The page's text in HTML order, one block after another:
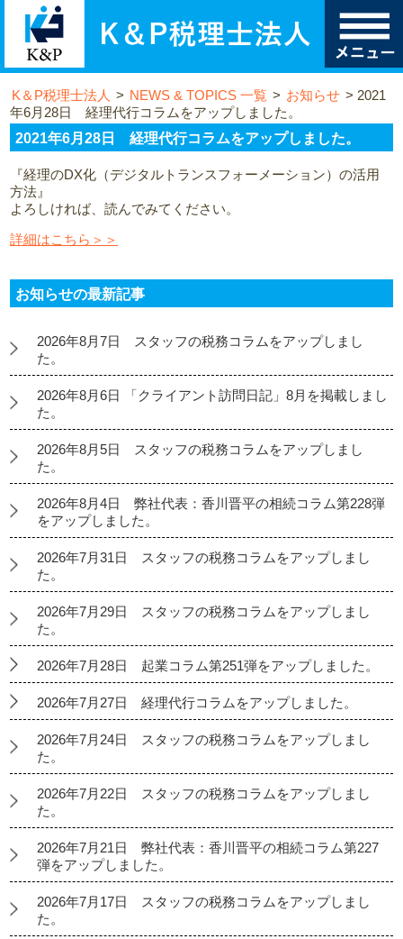
K＆P税理士法人 > NEWS & TOPICS 一覧 > お知らせ >2021
年6月28日 経理代行コラムをアップしました。
2021年6月28日 経理代行コラムをアップしました。
『経理のDX化（デジタルトランスフォーメーション）の活用
方法』
よろしければ、読んでみてください。
詳細はこちら＞＞
お知らせの最新記事
2026年8月7日 スタッフの税務コラムをアップしまし
た。
2026年8月6日 「クライアント訪問日記」8月を掲載しまし
た。
2026年8月5日 スタッフの税務コラムをアップしまし
た。
2026年8月4日 弊社代表：香川晋平の相続コラム第228弾
をアップしました。
2026年7月31日 スタッフの税務コラムをアップしまし
た。
2026年7月29日 スタッフの税務コラムをアップしまし
た。
2026年7月28日 起業コラム第251弾をアップしました。
2026年7月27日 経理代行コラムをアップしました。
2026年7月24日 スタッフの税務コラムをアップしまし
た。
2026年7月22日 スタッフの税務コラムをアップしまし
た。
2026年7月21日 弊社代表：香川晋平の相続コラム第227
弾をアップしました。
2026年7月17日 スタッフの税務コラムをアップしまし
た。